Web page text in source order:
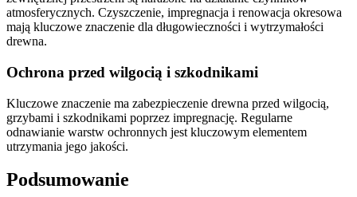
atmosferycznych. Czyszczenie, impregnacja i renowacja okresowa
mają kluczowe znaczenie dla długowieczności i wytrzymałości
drewna.
Ochrona przed wilgocią i szkodnikami
Kluczowe znaczenie ma zabezpieczenie drewna przed wilgocią,
grzybami i szkodnikami poprzez impregnację. Regularne
odnawianie warstw ochronnych jest kluczowym elementem
utrzymania jego jakości.
Podsumowanie